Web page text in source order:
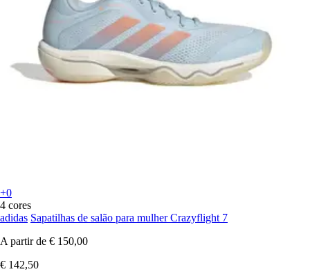
+0
4 cores
adidas Sapatilhas de salão para mulher Crazyflight 7
A partir de € 150,00
€ 142,50